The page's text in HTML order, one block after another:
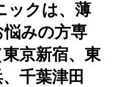
ックは、薄
みの方専
京新宿、東
千葉津田